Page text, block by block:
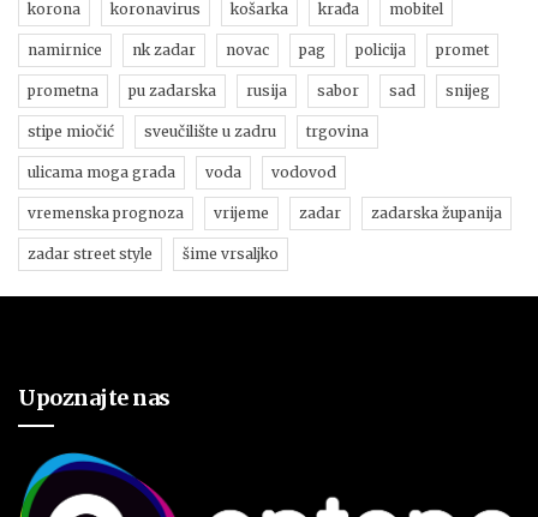
korona koronavirus košarka krađa mobitel
namirnice nk zadar novac pag policija promet
prometna pu zadarska rusija sabor sad snijeg
stipe miočić sveučilište u zadru trgovina
ulicama moga grada voda vodovod
vremenska prognoza vrijeme zadar zadarska županija
zadar street style šime vrsaljko
Upoznajte nas